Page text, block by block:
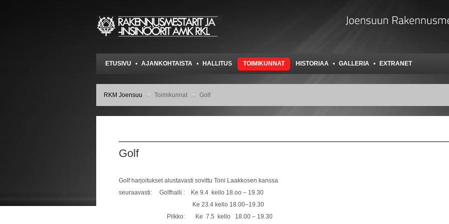
ETUSIVU AJANKOHTAISTA HALLITUS TOIMIKUNNAT HISTORIAA GALLERIA EXTRANET
RKM Joensuu Toimikunnat Golf
Golf
Golf harjoitukset alustavasti sovittu Toni Laakkosen kanssa
seuraavasti: Golfhalli :
Ke 9.4 kello 18.oo – 19.30
Ke 23.4 kello 18.00–19.30
Pilkko: Ke 7.5 kello 18.00 – 19.30